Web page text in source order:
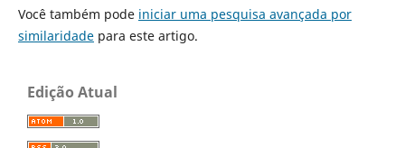
Você também pode iniciar uma pesquisa avançada por
similaridadepara este artigo.
Edição Atual